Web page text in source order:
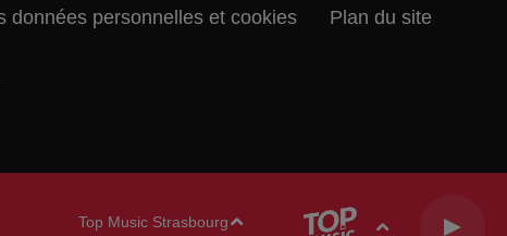
Top Music Strasbourg
données personnelles et cookies Plan du site